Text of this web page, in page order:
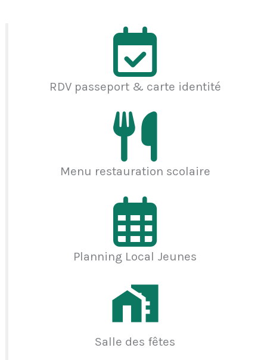
RDV passeport & carte identité
Menu restauration scolaire
Planning Local Jeunes
Salle des fêtes